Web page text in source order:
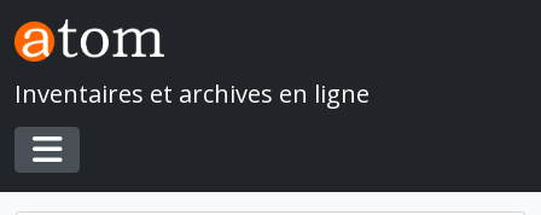
Skip to main content
Inventaires et archives en ligne
Toggle navigation